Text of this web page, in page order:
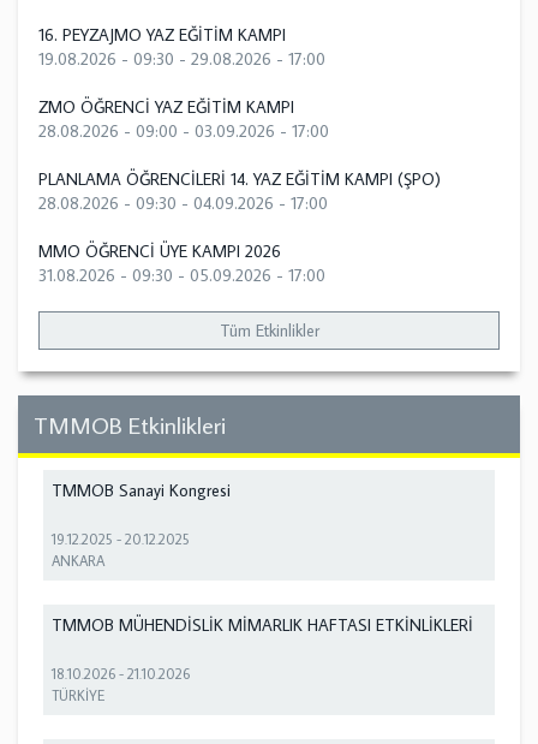
16. PEYZAJMO YAZ EĞİTİM KAMPI
19.08.2026 - 09:30 - 29.08.2026 - 17:00
ZMO ÖĞRENCİ YAZ EĞİTİM KAMPI
28.08.2026 - 09:00 - 03.09.2026 - 17:00
PLANLAMA ÖĞRENCİLERİ 14. YAZ EĞİTİM KAMPI (ŞPO)
28.08.2026 - 09:30 - 04.09.2026 - 17:00
MMO ÖĞRENCİ ÜYE KAMPI 2026
31.08.2026 - 09:30 - 05.09.2026 - 17:00
Tüm Etkinlikler
TMMOB Etkinlikleri
TMMOB Sanayi Kongresi
19.12.2025 -20.12.2025
ANKARA
TMMOB MÜHENDİSLİK MİMARLIK HAFTASI ETKİNLİKLERİ
18.10.2026 -21.10.2026
TÜRKİYE